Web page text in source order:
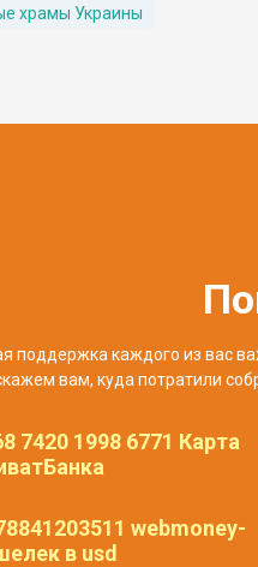
храмы Украины
поддержка каждого из вас
вам, куда потратили
7420 1998 6771 Карта
webmoney-
в usd